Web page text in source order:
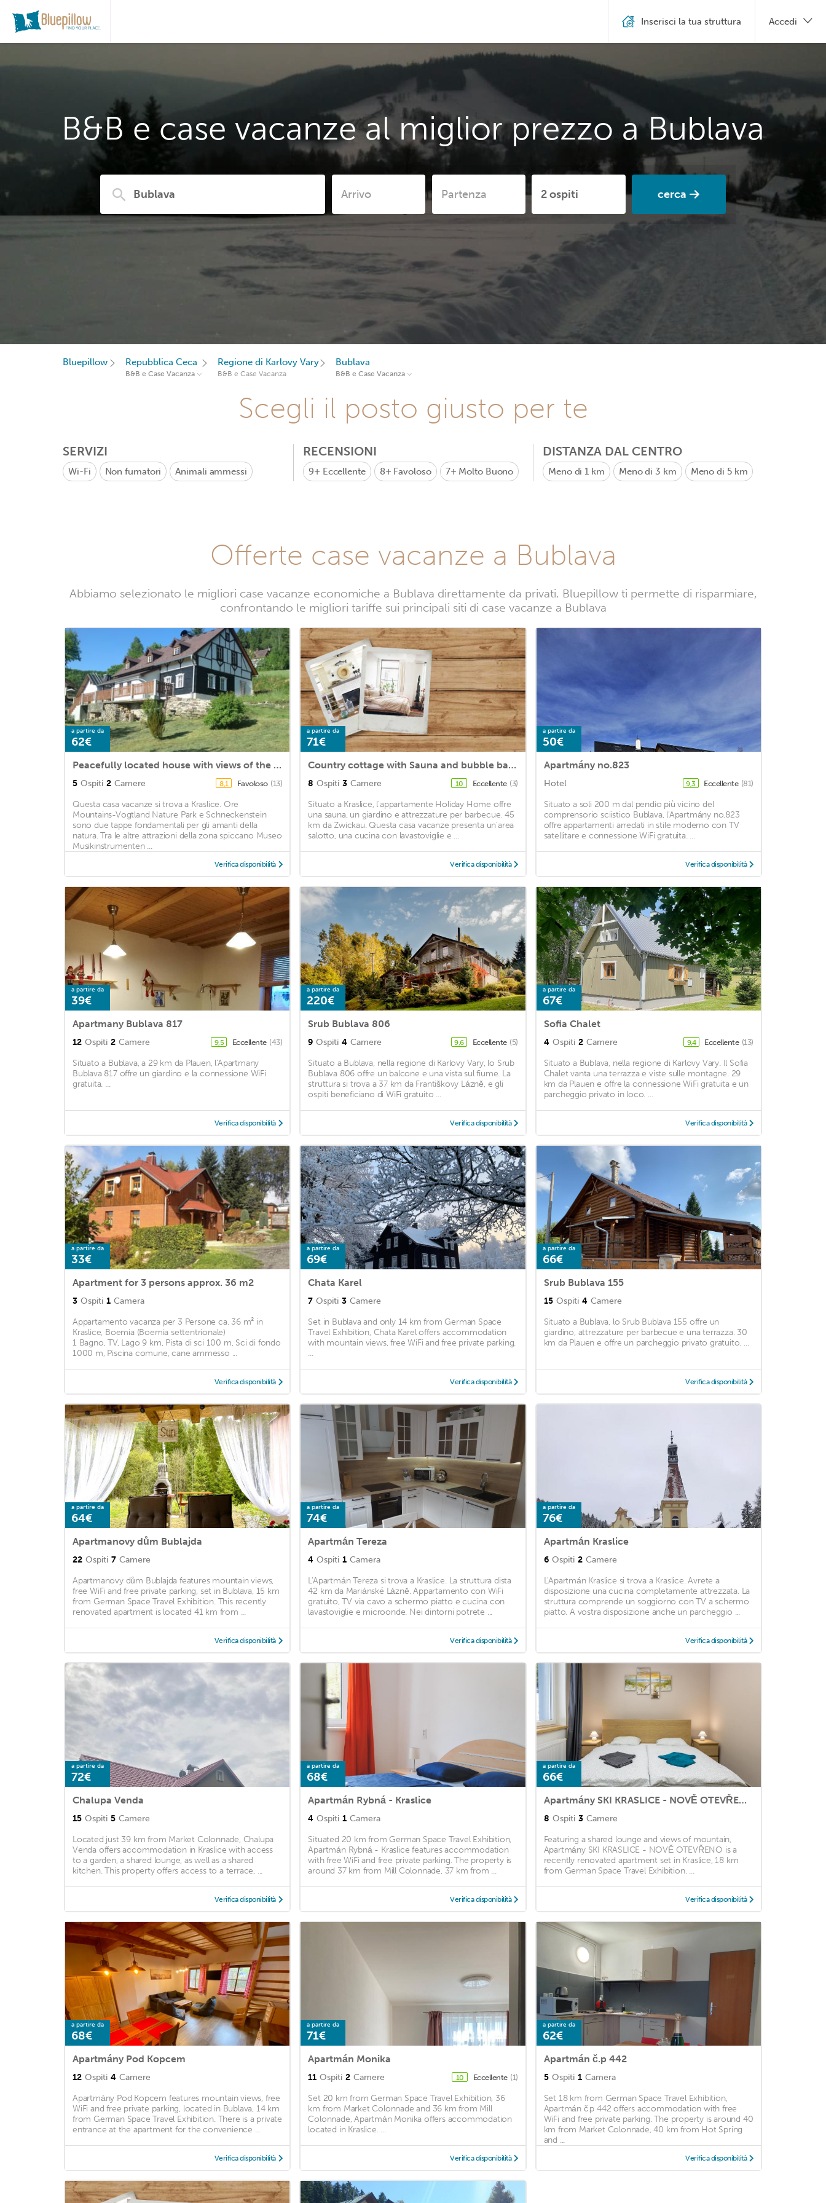
B&B e case vacanze al miglior prezzo a Bublava
cerca
Inserisci la tua struttura Accedi
Bluepillow Repubblica Ceca
B&B e Case Vacanza
Regione di Karlovy Vary
B&B e Case Vacanza
Bublava
B&B e Case Vacanza
Scegli il posto giusto per te
SERVIZI
Wi-Fi Non fumatori Animali ammessi
RECENSIONI
9+ Eccellente 8+ Favoloso 7+ Molto Buono
DISTANZA DAL CENTRO
Meno di 1 km Meno di 3 km Meno di 5 km
Offerte case vacanze a Bublava
Abbiamo selezionato le migliori case vacanze economiche a Bublava direttamente da privati. Bluepillow ti permette di risparmiare,
confrontando le migliori tariffe sui principali siti di case vacanze a Bublava
a partire da
62€
Peacefully located house with views of the valley
5 Ospiti 2 Camere 8,1 Favoloso (13)
Questa casa vacanze si trova a Kraslice. Ore
Mountains-Vogtland Nature Park e Schneckenstein
sono due tappe fondamentali per gli amanti della
natura. Tra le altre attrazioni della zona spiccano Museo
Musikinstrumenten ...
Verifica disponibilità
a partire da
71€
Country cottage with Sauna and bubble bath
8 Ospiti 3 Camere 10 Eccellente (3)
Situato a Kraslice, l'appartamente Holiday Home offre
una sauna, un giardino e attrezzature per barbecue. 45
km da Zwickau. Questa casa vacanze presenta un'area
salotto, una cucina con lavastoviglie e ...
Verifica disponibilità
a partire da
50€
Apartmány no.823
Hotel 9,3 Eccellente (81)
Situato a soli 200 m dal pendio più vicino del
comprensorio sciistico Bublava, l'Apartmány no.823
offre appartamenti arredati in stile moderno con TV
satellitare e connessione WiFi gratuita. ...
Verifica disponibilità
a partire da
39€
Apartmany Bublava 817
12 Ospiti 2 Camere 9,5 Eccellente (43)
Situato a Bublava, a 29 km da Plauen, l'Apartmany
Bublava 817 offre un giardino e la connessione WiFi
gratuita. ...
Verifica disponibilità
a partire da
220€
Srub Bublava 806
9 Ospiti 4 Camere 9,6 Eccellente (5)
Situato a Bublava, nella regione di Karlovy Vary, lo Srub
Bublava 806 offre un balcone e una vista sul fiume. La
struttura si trova a 37 km da Františkovy Lázně, e gli
ospiti beneficiano di WiFi gratuito ...
Verifica disponibilità
a partire da
67€
Sofia Chalet
4 Ospiti 2 Camere 9,4 Eccellente (13)
Situato a Bublava, nella regione di Karlovy Vary. Il Sofia
Chalet vanta una terrazza e viste sulle montagne. 29
km da Plauen e offre la connessione WiFi gratuita e un
parcheggio privato in loco. ...
Verifica disponibilità
a partire da
33€
Apartment for 3 persons approx. 36 m2
3 Ospiti 1 Camera
Appartamento vacanza per 3 Persone ca. 36 m² in
Kraslice, Boemia (Boemia settentrionale)
1 Bagno, TV, Lago 9 km, Pista di sci 100 m, Sci di fondo
1000 m, Piscina comune, cane ammesso ...
Verifica disponibilità
a partire da
69€
Chata Karel
7 Ospiti 3 Camere
Set in Bublava and only 14 km from German Space
Travel Exhibition, Chata Karel offers accommodation
with mountain views, free WiFi and free private parking.
...
Verifica disponibilità
a partire da
66€
Srub Bublava 155
15 Ospiti 4 Camere
Situato a Bublava, lo Srub Bublava 155 offre un
giardino, attrezzature per barbecue e una terrazza. 30
km da Plauen e offre un parcheggio privato gratuito. ...
Verifica disponibilità
a partire da
64€
Apartmanovy dům Bublajda
22 Ospiti 7 Camere
Apartmanovy dům Bublajda features mountain views,
free WiFi and free private parking, set in Bublava, 15 km
from German Space Travel Exhibition. This recently
renovated apartment is located 41 km from ...
Verifica disponibilità
a partire da
74€
Apartmán Tereza
4 Ospiti 1 Camera
L'Apartmán Tereza si trova a Kraslice. La struttura dista
42 km da Mariánské Lázně. Appartamento con WiFi
gratuito, TV via cavo a schermo piatto e cucina con
lavastoviglie e microonde. Nei dintorni potrete ...
Verifica disponibilità
a partire da
76€
Apartmán Kraslice
6 Ospiti 2 Camere
L'Apartmán Kraslice si trova a Kraslice. Avrete a
disposizione una cucina completamente attrezzata. La
struttura comprende un soggiorno con TV a schermo
piatto. A vostra disposizione anche un parcheggio ...
Verifica disponibilità
a partire da
72€
Chalupa Venda
15 Ospiti 5 Camere
Located just 39 km from Market Colonnade, Chalupa
Venda offers accommodation in Kraslice with access
to a garden, a shared lounge, as well as a shared
kitchen. This property offers access to a terrace, ...
Verifica disponibilità
a partire da
68€
Apartmán Rybná - Kraslice
4 Ospiti 1 Camera
Situated 20 km from German Space Travel Exhibition,
Apartmán Rybná - Kraslice features accommodation
with free WiFi and free private parking. The property is
around 37 km from Mill Colonnade, 37 km from ...
Verifica disponibilità
a partire da
66€
Apartmány SKI KRASLICE - NOVĚ OTEVŘENO
8 Ospiti 3 Camere
Featuring a shared lounge and views of mountain,
Apartmány SKI KRASLICE - NOVĚ OTEVŘENO is a
recently renovated apartment set in Kraslice, 18 km
from German Space Travel Exhibition. ...
Verifica disponibilità
a partire da
68€
Apartmány Pod Kopcem
12 Ospiti 4 Camere
Apartmány Pod Kopcem features mountain views, free
WiFi and free private parking, located in Bublava, 14 km
from German Space Travel Exhibition. There is a private
entrance at the apartment for the convenience ...
Verifica disponibilità
a partire da
71€
Apartmán Monika
11 Ospiti 2 Camere 10 Eccellente (1)
Set 20 km from German Space Travel Exhibition, 36
km from Market Colonnade and 36 km from Mill
Colonnade, Apartmán Monika offers accommodation
located in Kraslice. ...
Verifica disponibilità
a partire da
62€
Apartmán č.p 442
5 Ospiti 1 Camera
Set 18 km from German Space Travel Exhibition,
Apartmán č.p 442 offers accommodation with free
WiFi and free private parking. The property is around 40
km from Market Colonnade, 40 km from Hot Spring
and ...
Verifica disponibilità